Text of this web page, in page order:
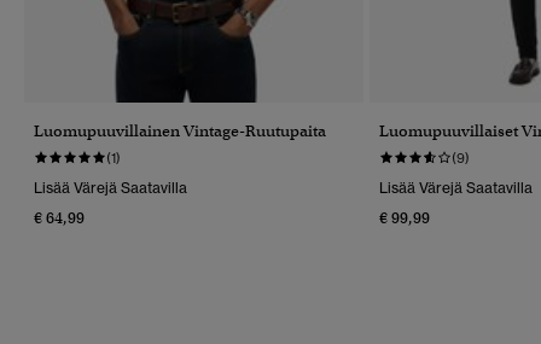
Luomupuuvillainen Vintage-Ruutupaita
(1)
Lisää Värejä Saatavilla
€ 64,99
Luomupuuvillaiset
(9)
Lisää Värejä Saatavilla
€ 99,99